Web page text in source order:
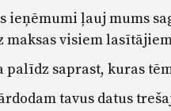
māja" Siguldas
ieņēmumi ļauj mums
maksas visiem
saprast, kuras
tavus datus